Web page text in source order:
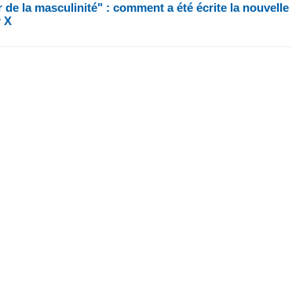
la masculinité" : comment a été écrite la nouvelle
X